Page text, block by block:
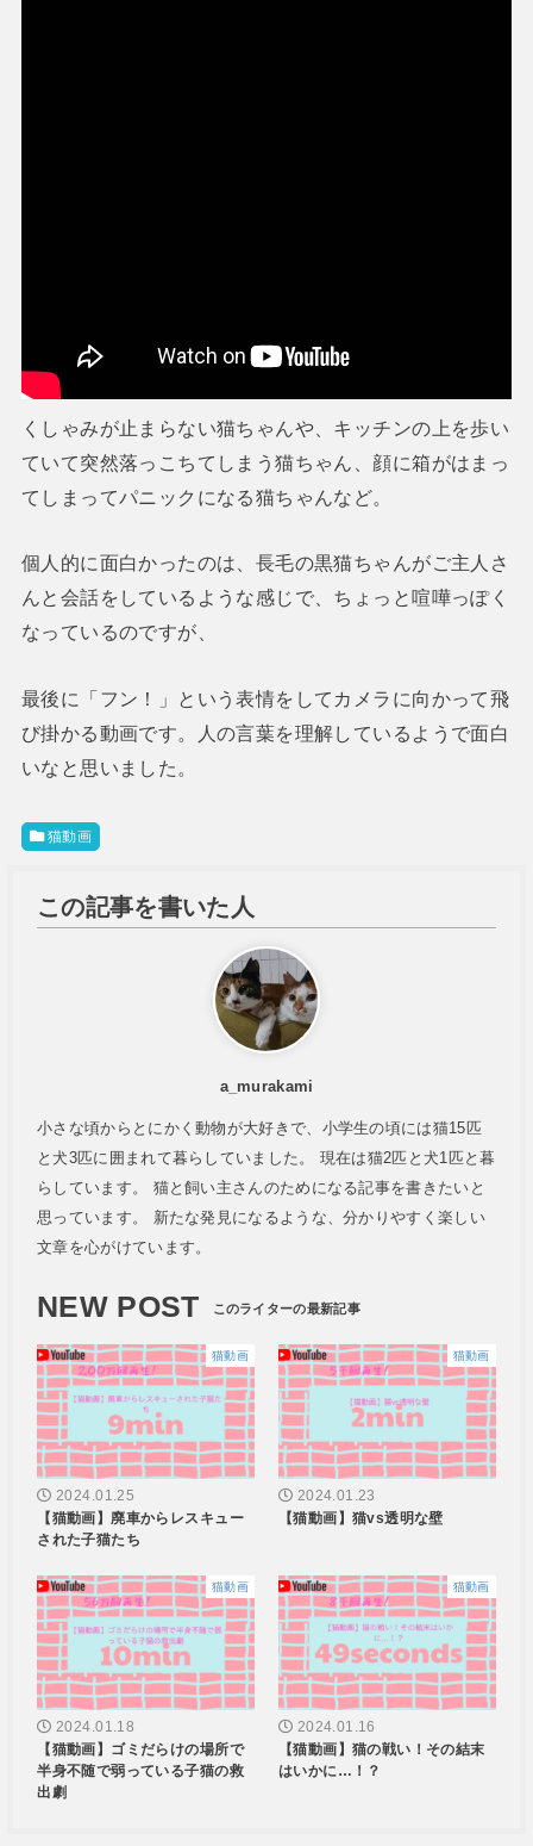
くしゃみが止まらない猫ちゃんや、キッチンの上を歩い
ていて突然落っこちてしまう猫ちゃん、顔に箱がはまっ
てしまってパニックになる猫ちゃんなど。
個人的に面白かったのは、長毛の黒猫ちゃんがご主人さ
んと会話をしているような感じで、ちょっと喧嘩っぽく
なっているのですが、
最後に「フン！」という表情をしてカメラに向かって飛
び掛かる動画です。人の言葉を理解しているようで面白
いなと思いました。
猫動画
この記事を書いた人
a_murakami
小さな頃からとにかく動物が大好きで、小学生の頃には猫15匹
と犬3匹に囲まれて暮らしていました。 現在は猫2匹と犬1匹と暮
らしています。 猫と飼い主さんのためになる記事を書きたいと
思っています。 新たな発見になるような、分かりやすく楽しい
文章を心がけています。
NEW POST
猫動画
2024.01.25
【猫動画】廃車からレスキュー
された子猫たち
猫動画
2024.01.23
【猫動画】猫vs透明な壁
猫動画
2024.01.18
【猫動画】ゴミだらけの場所で
半身不随で弱っている子猫の救
出劇
猫動画
2024.01.16
【猫動画】猫の戦い！その結末
はいかに…！？